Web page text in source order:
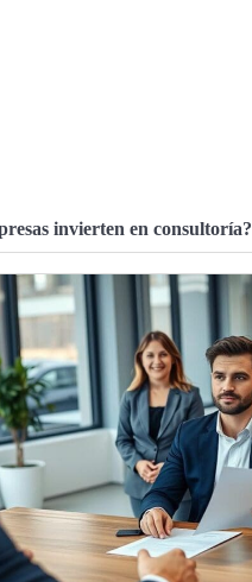
invierten en consultoría?